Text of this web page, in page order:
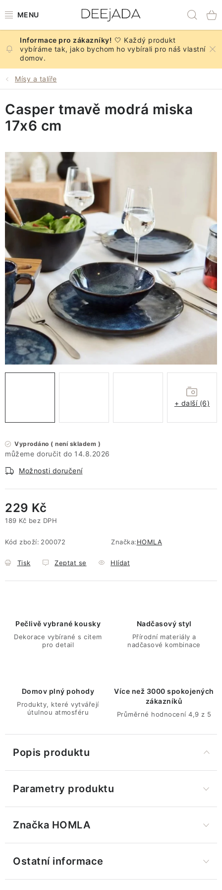
na
NOVINKY
PODZIM
KUCHYNĚ A STOLOVÁNÍ
KOUPELNA
ZNAČKY
VÁNOCE
Doprava a platba
FAQ - nejčastější dotazy
Vrácení zboží a reklamace
Obchodní podmínky
Ochrana Osobních údajů GDPR
Spojte se s námi
Odstoupení od smlouvy
🤍 Každý produkt
vybíráme tak, jako bychom ho vybírali pro náš vlastní
domov.
Mísy a talíře
Vyprodáno ( není skladem )
14.8.2026
Možnosti doručení
229 Kč
189 Kč bez DPH
Kód zboží: 200072 Značka:HOMLA
Tisk Zeptat se Hlídat
Casper tmavě modrá miska
17x6 cm
+ další (6)
Pečlivě vybrané kousky
Dekorace vybírané s citem
pro detail
Nadčasový styl
Přírodní materiály a
nadčasové kombinace
Domov plný pohody
Produkty, které vytvářejí
útulnou atmosféru
Více než 3000 spokojených
zákazníků
Průměrné hodnocení 4,9 z 5
Popis produktu
Parametry produktu
Značka HOMLA
Ostatní informace